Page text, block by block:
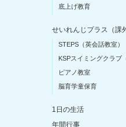
底上げ教育
せいれんじプラス（課
STEPS（英会話教室）
KSPスイミングクラブ
ピアノ教室
脳育学童保育
1日の生活
年間行事